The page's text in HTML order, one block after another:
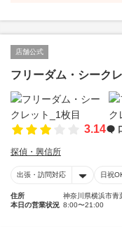
店舗公式
フリーダム・シーク
3.14
探偵・興信所
出張・訪問対応 日祝
住所
神奈川県横浜市青
本日の営業状況 8:00〜21:00